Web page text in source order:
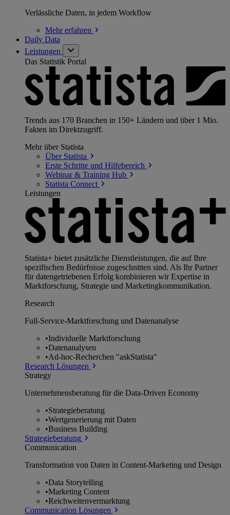
Verlässliche Daten, in jedem Workflow
Mehrerfahren
Daily Data
Leistungen
Das Statistik Portal
Trends aus 170 Branchen in 150+ Ländern und über 1 Mio.
Fakten im Direktzugriff.
Mehr über Statista
Über Statista
Erste Schritte und Hilfebereich
Webinar & Training Hub
Statista Connect
Leistungen
Statista+ bietet zusätzliche Dienstleistungen, die auf Ihre
spezifischen Bedürfnisse zugeschnitten sind. Als Ihr Partner
für datengetriebenen Erfolg kombinieren wir Expertise in
Marktforschung, Strategie und Marketingkommunikation.
Research
Full-Service-Marktforschung und Datenanalyse
•Individuelle Marktforschung
•Datenanalysen
•Ad-hoc-Recherchen "askStatista"
Research Lösungen
Strategy
Unternehmens­beratung für die Data-Driven Economy
•Strategieberatung
•Wertgenerierung mit Daten
•Business Building
Strategieberatung
Communication
Transformation von Daten in Content-Marketing und Design
•Data Storytelling
•Marketing Content
•Reichweitenvermarktung
Communication Lösungen